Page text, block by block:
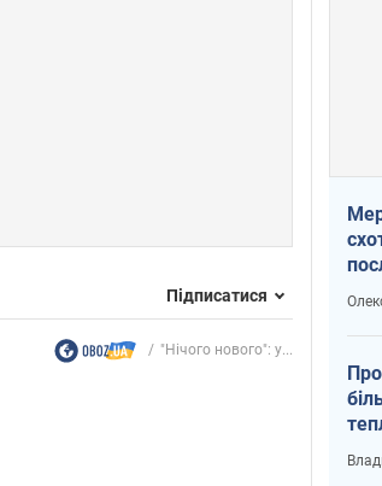
Підписатися
"Нічого нового": у...
у